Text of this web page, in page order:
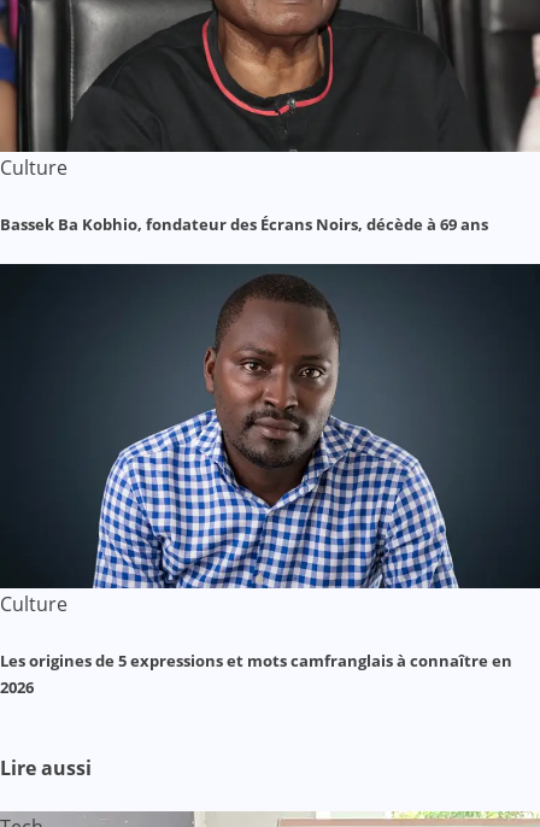
Culture
Bassek Ba Kobhio, fondateur des Écrans Noirs, décède à 69 ans
Culture
Les origines de 5 expressions et mots camfranglais à connaître en
2026
Lire aussi